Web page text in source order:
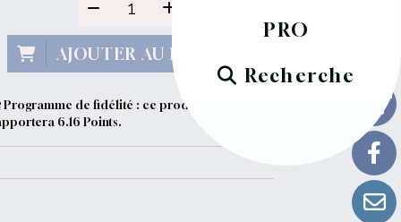
PRO
Recherche
AJOUTER AU PANIER
Programme de fidélité : ce produit vous
6.16 Points.